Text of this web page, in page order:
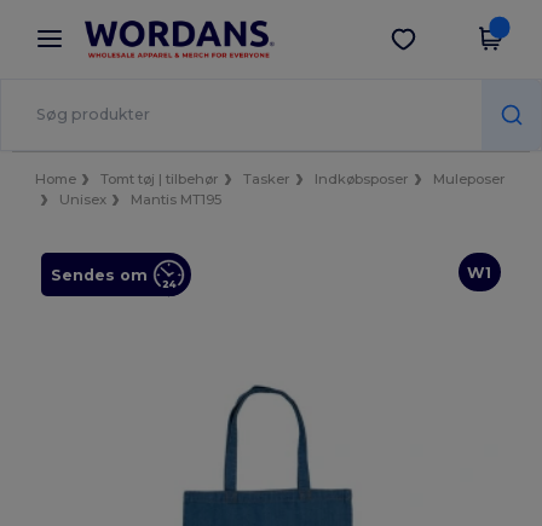
× Wordans-app
Bedre priser i appen!
Hent app
Home Tomt tøj | tilbehør Tasker Indkøbsposer
Muleposer
Unisex
Mantis MT195
W1
Sendes om